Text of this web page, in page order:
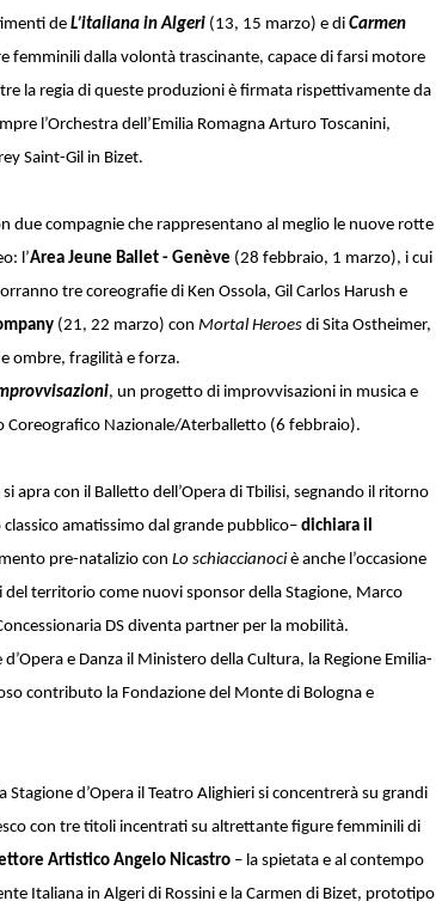
de L’italiana in Algeri (13, 15 marzo) e di Carmen
femminili dalla volontà trascinante, capace di farsi motore
la regia di queste produzioni è firmata rispettivamente da
l’Orchestra dell’Emilia Romagna Arturo Toscanini,
Saint-Gil in Bizet.
due compagnie che rappresentano al meglio le nuove rotte
l’Area Jeune Ballet - Genève (28 febbraio, 1 marzo), i cui
tre coreografie di Ken Ossola, Gil Carlos Harush e
(21, 22 marzo) con Mortal Heroes di Sita Ostheimer,
ombre, fragilità e forza.
, un progetto di improvvisazioni in musica e
Coreografico Nazionale/Aterballetto (6 febbraio).
apra con il Balletto dell’Opera di Tbilisi, segnando il ritorno
amatissimo dal grande pubblico–dichiara il
pre-natalizio con Lo schiaccianociè anche l’occasione
territorio come nuovi sponsor della Stagione, Marco
DS diventa partner per la mobilità.
e Danza il Ministero della Cultura, la Regione Emilia-
contributo la Fondazione del Monte di Bologna e
Stagione d’Opera il Teatro Alighieri si concentrerà su grandi
con tre titoli incentrati su altrettante figure femminili di
Artistico Angelo Nicastro – la spietata e al contempo
Italiana in Algeri di Rossini e la Carmen di Bizet, prototipo